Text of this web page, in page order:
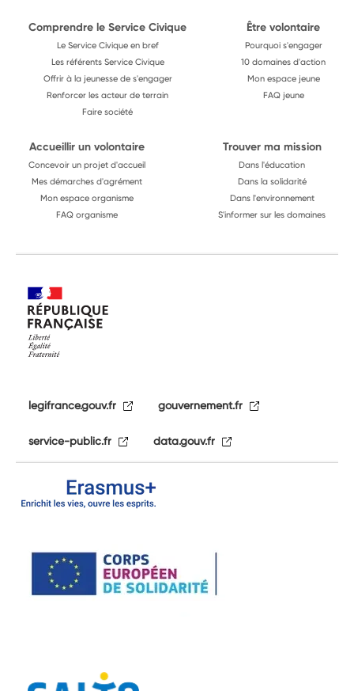
Comprendre le Service Civique
Le Service Civique en bref
Les référents Service Civique
Offrir à la jeunesse de s'engager
Renforcer les acteur de terrain
Faire société
Être volontaire
Pourquoi s'engager
10 domaines d'action
Mon espace jeune
FAQ jeune
Accueillir un volontaire
Concevoir un projet d'accueil
Mes démarches d'agrément
Mon espace organisme
FAQ organisme
Trouver ma mission
Dans l'éducation
Dans la solidarité
Dans l'environnement
S'informer sur les domaines
legifrance.gouv.fr gouvernement.fr
service-public.fr data.gouv.fr